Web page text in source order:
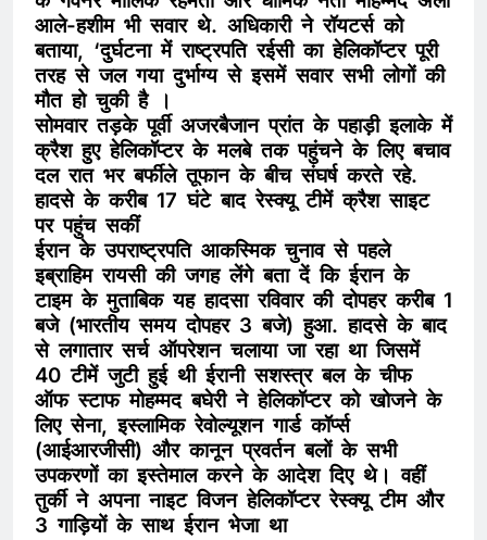
आले-हशीम भी सवार थे. अधिकारी ने रॉयटर्स को
बताया, ‘दुर्घटना में राष्ट्रपति रईसी का हेलिकॉप्टर पूरी
तरह से जल गया दुर्भाग्य से इसमें सवार सभी लोगों की
मौत हो चुकी है ।
सोमवार तड़के पूर्वी अजरबैजान प्रांत के पहाड़ी इलाके में
क्रैश हुए हेलिकॉप्टर के मलबे तक पहुंचने के लिए बचाव
दल रात भर बर्फीले तूफान के बीच संघर्ष करते रहे.
हादसे के करीब 17 घंटे बाद रेस्क्यू टीमें क्रैश साइट
पर पहुंच सकीं
ईरान के उपराष्ट्रपति आकस्मिक चुनाव से पहले
इब्राहिम रायसी की जगह लेंगे बता दें कि ईरान के
टाइम के मुताबिक यह हादसा रविवार की दोपहर करीब 1
बजे (भारतीय समय दोपहर 3 बजे) हुआ. हादसे के बाद
से लगातार सर्च ऑपरेशन चलाया जा रहा ​था जिसमें
40 टीमें जुटी हुई थी ईरानी सशस्त्र बल के चीफ
ऑफ स्टाफ मोहम्मद बघेरी ने हेलिकॉप्टर को खोजने के
लिए सेना, इस्लामिक रेवोल्यूशन गार्ड कॉर्प्स
(आईआरजीसी) और कानून प्रवर्तन बलों के सभी
उपकरणों का इस्तेमाल करने के आदेश दिए थे। वहीं
तुर्की ने अपना नाइट विजन हेलिकॉप्टर रेस्क्यू टीम और
3 गाड़ियों के साथ ईरान भेजा था